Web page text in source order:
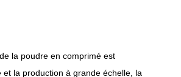
la poudre en comprimé est
la production à grande échelle, la